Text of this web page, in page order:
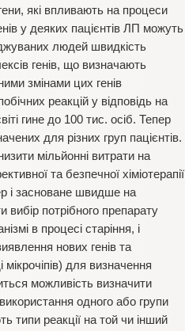
які впливають на процеси
у деяких пацієнтів ЛП можуть
людей швидкість
генів, що визначають
змінами цих генів
реакцій у відповідь на
гине до 100 тис. осіб. Тепер
для різних груп пацієнтів.
мільйонні витрати на
та безпечної хіміотерапії
і засноване швидше на
вибір потрібного препарату
в процесі старіння, і
нових генів та
для визначення
можливість визначити
одного або групи
типи реакції на той чи інший